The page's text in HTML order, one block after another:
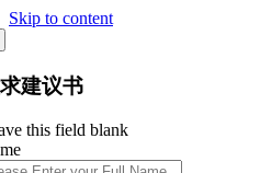
Skip to content
建议书
this field blank